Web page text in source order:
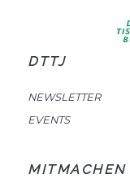
DTTJ
NEWSLETTER
EVENTS
MITMACHEN